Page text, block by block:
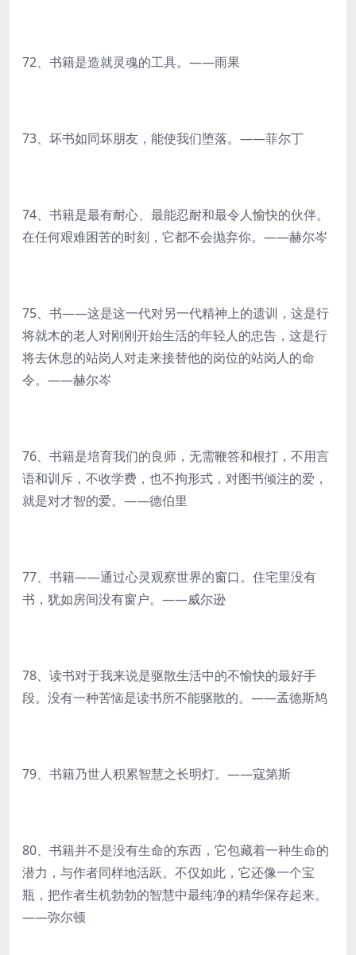
72、书籍是造就灵魂的工具。——雨果
73、坏书如同坏朋友，能使我们堕落。——菲尔丁
74、书籍是最有耐心、最能忍耐和最令人愉快的伙伴。
在任何艰难困苦的时刻，它都不会抛弃你。——赫尔岑
75、书——这是这一代对另一代精神上的遗训，这是行
将就木的老人对刚刚开始生活的年轻人的忠告，这是行
将去休息的站岗人对走来接替他的岗位的站岗人的命
令。——赫尔岑
76、书籍是培育我们的良师，无需鞭答和根打，不用言
语和训斥，不收学费，也不拘形式，对图书倾注的爱，
就是对才智的爱。——德伯里
77、书籍——通过心灵观察世界的窗口。住宅里没有
书，犹如房间没有窗户。——威尔逊
78、读书对于我来说是驱散生活中的不愉快的最好手
段。没有一种苦恼是读书所不能驱散的。——孟德斯鸠
79、书籍乃世人积累智慧之长明灯。——寇第斯
80、书籍并不是没有生命的东西，它包藏着一种生命的
潜力，与作者同样地活跃。不仅如此，它还像一个宝
瓶，把作者生机勃勃的智慧中最纯净的精华保存起来。
——弥尔顿